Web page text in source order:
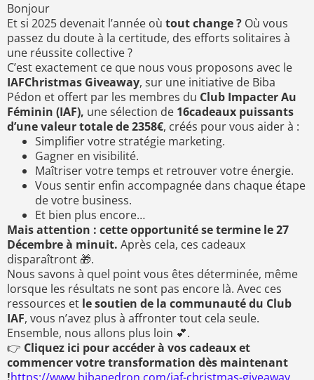
Bonjour
Et si 2025 devenait l’année où tout change ? Où vous
passez du doute à la certitude, des efforts solitaires à
une réussite collective ?
C’est exactement ce que nous vous proposons avec le
IAFChristmas Giveaway, sur une initiative de Biba
Pédon et offert par les membres du Club Impacter Au
Féminin (IAF), une sélection de 16cadeaux puissants
d’une valeur totale de 2358€, créés pour vous aider à :
Simplifier votre stratégie marketing.
Gagner en visibilité.
Maîtriser votre temps et retrouver votre énergie.
Vous sentir enfin accompagnée dans chaque étape
de votre business.
Et bien plus encore…
Mais attention : cette opportunité se termine le 27
Décembre à minuit. Après cela, ces cadeaux
disparaîtront 🎁.
Nous savons à quel point vous êtes déterminée, même
lorsque les résultats ne sont pas encore là. Avec ces
ressources et le soutien de la communauté du Club
IAF, vous n’avez plus à affronter tout cela seule.
Ensemble, nous allons plus loin 💕.
👉 Cliquez ici pour accéder à vos cadeaux et
commencer votre transformation dès maintenant